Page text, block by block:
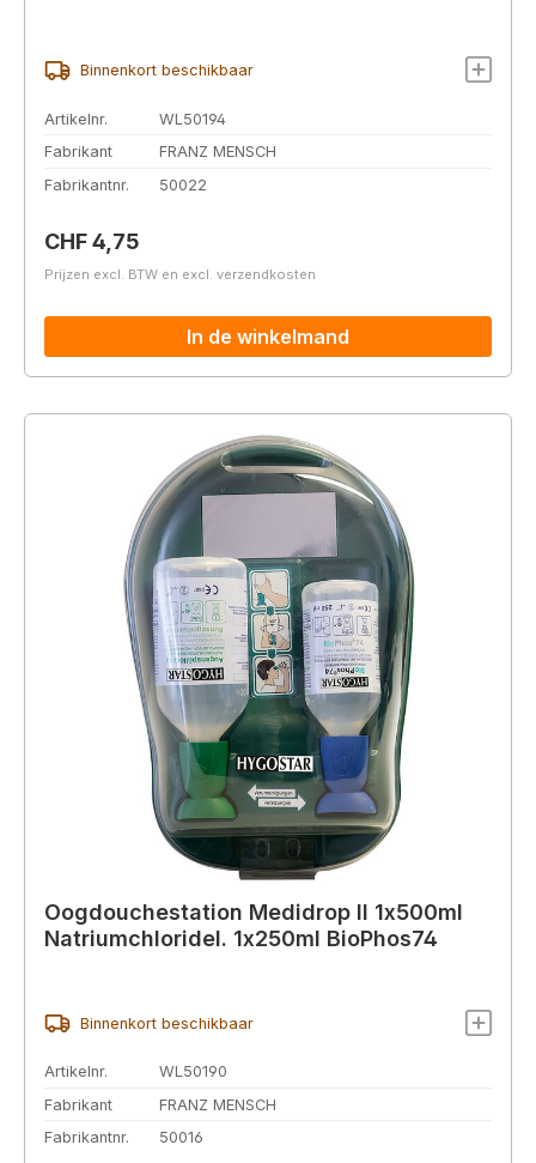
Binnenkort beschikbaar
Artikelnr.
WL50194
Fabrikant
FRANZ MENSCH
Fabrikantnr.
50022
Normale prijs:
CHF 4,75
Prijzen excl. BTW en excl. verzendkosten
In de winkelmand
Oogdouchestation Medidrop II 1x500ml
Natriumchloridel. 1x250ml BioPhos74
Binnenkort beschikbaar
Artikelnr.
WL50190
Fabrikant
FRANZ MENSCH
Fabrikantnr.
50016